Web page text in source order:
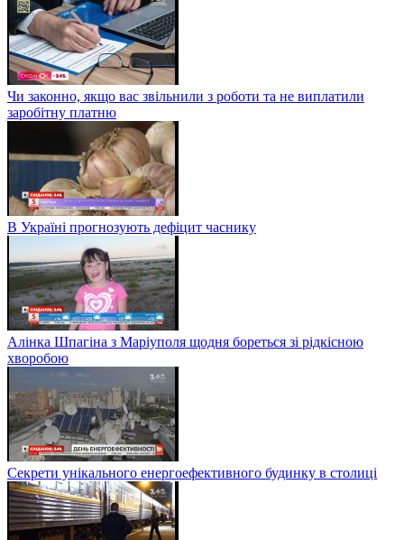
Чи законно, якщо вас звільнили з роботи та не виплатили
заробітну платню
В Україні прогнозують дефіцит часнику
Алінка Шпагіна з Маріуполя щодня бореться зі рідкісною
хворобою
Секрети унікального енергоефективного будинку в столиці